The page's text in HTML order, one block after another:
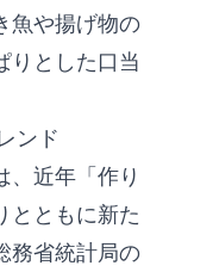
魚や揚げ物の
りとした口当
ンド
、近年「作り
とともに新た
務省統計局の